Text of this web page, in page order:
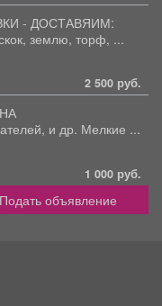
- ДОСТАВЯИМ:
землю, торф, ...
2 500 руб.
и др. Мелкие ...
1 000 руб.
Подать объявление